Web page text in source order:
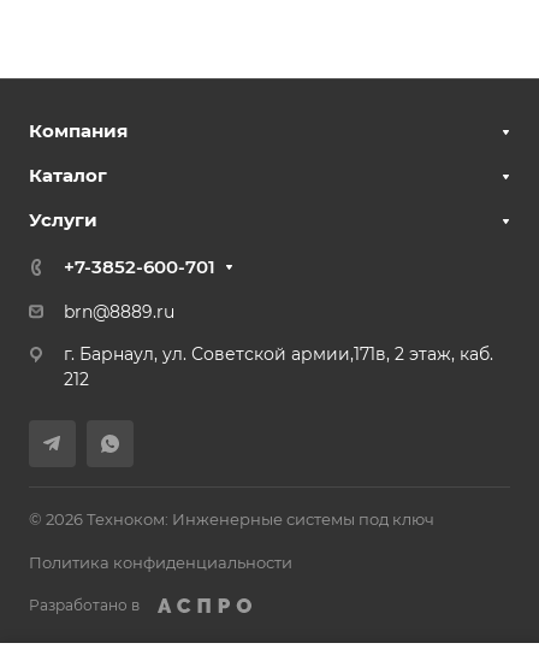
Компания
Каталог
Услуги
+7-3852-600-701
brn@8889.ru
г. Барнаул, ул. Советской армии,171в, 2 этаж, каб.
212
© 2026 Техноком: Инженерные системы под ключ
Политика конфиденциальности
Разработано в